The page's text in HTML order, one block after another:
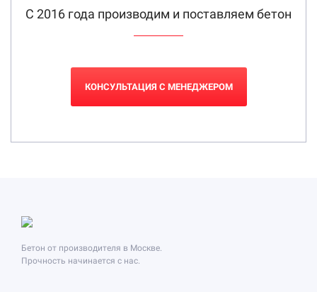
С 2016 года производим и поставляем бетон
КОНСУЛЬТАЦИЯ С МЕНЕДЖЕРОМ
Бетон от производителя в Москве.
Прочность начинается с нас.